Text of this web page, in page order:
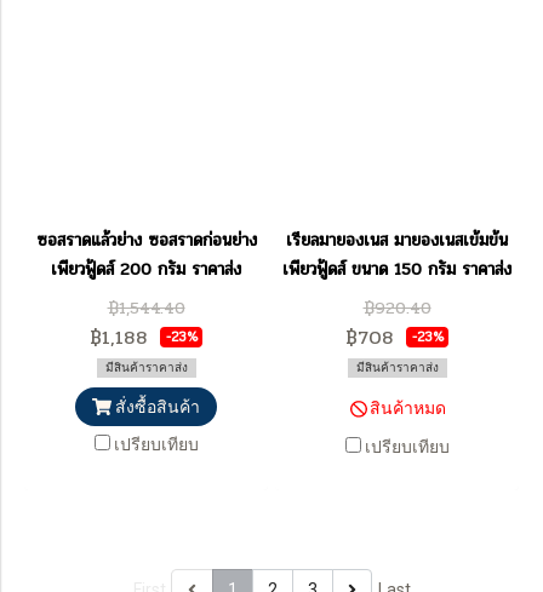
ซอสราดแล้วย่าง ซอสราดก่อนย่าง
เพียวฟู้ดส์ 200 กรัม ราคาส่ง
฿1,544.40
฿1,188 -23%
มีสินค้าราคาส่ง
สั่งซื้อสินค้า
เปรียบเทียบ
เรียลมายองเนส มายองเนสเข้มข้น
เพียวฟู้ดส์ ขนาด 150 กรัม ราคาส่ง
฿920.40
฿708 -23%
มีสินค้าราคาส่ง
สินค้าหมด
เปรียบเทียบ